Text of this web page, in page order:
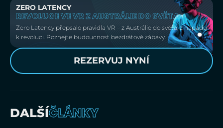
ZERO LATENCY
REVOLUCE VE VR Z AUSTRÁLIE DO SVĚTA
Zero Latency přepsalo pravidla VR – z Austrálie do světa, z nápadu
k revoluci. Poznejte budoucnost bezdrátové zábavy.
REZERVUJ NYNÍ
DALŠÍČLÁNKY